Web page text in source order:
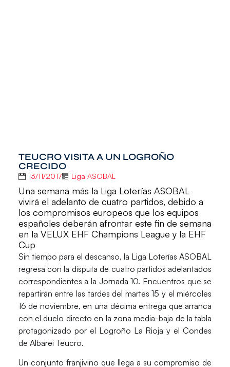
TEUCRO VISITA A UN LOGROÑO
CRECIDO
13/11/2017 Liga ASOBAL
Una semana más la Liga Loterías ASOBAL
vivirá el adelanto de cuatro partidos, debido a
los compromisos europeos que los equipos
españoles deberán afrontar este fin de semana
en la VELUX EHF Champions League y la EHF
Cup
Sin tiempo para el descanso, la Liga Loterías ASOBAL
regresa con la disputa de cuatro partidos adelantados
correspondientes a la Jornada 10. Encuentros que se
repartirán entre las tardes del martes 15 y el miércoles
16 de noviembre, en una décima entrega que arranca
con el duelo directo en la zona media-baja de la tabla
protagonizado por el Logroño La Rioja y el Condes
de Albarei Teucro.
Un conjunto franjivino que llega a su compromiso de